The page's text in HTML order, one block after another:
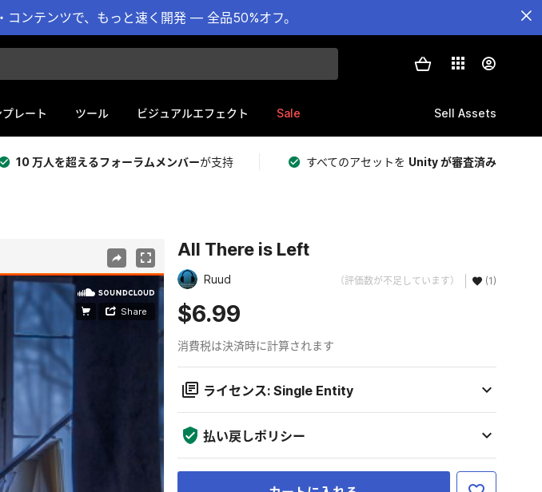
ンテンツで、もっと速く開発 — 全品50%オフ。
レート ツール ビジュアルエフェクト Sale Sell Assets
10 万人を超えるフォーラムメンバーが支持 すべてのアセットを Unity が審査済み
All There is Left
Ruud （評価数が不足しています） (1)
$6.99
消費税は決済時に計算されます
ライセンス: Single Entity
払い戻しポリシー